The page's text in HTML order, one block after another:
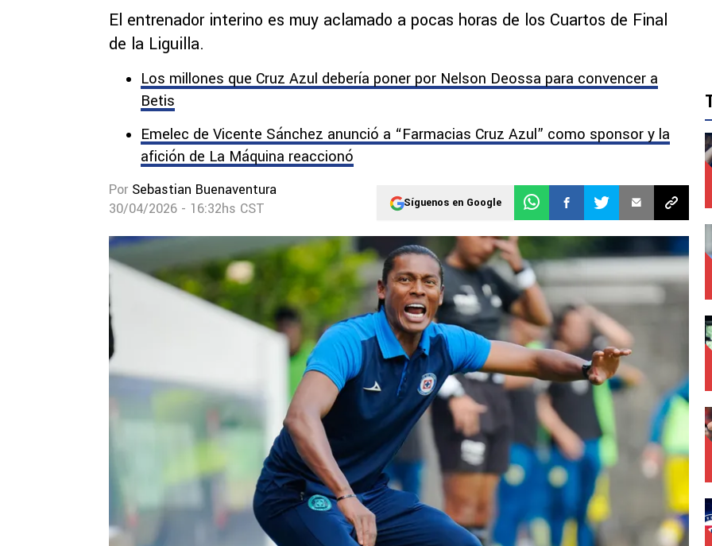
El entrenador interino es muy aclamado a pocas horas de los Cuartos de Final
de la Liguilla.
Los millones que Cruz Azul debería poner por Nelson Deossa para convencer a
Betis
Emelec de Vicente Sánchez anunció a “Farmacias Cruz Azul” como sponsor y la
afición de La Máquina reaccionó
Por Sebastian Buenaventura
30/04/2026 - 16:32hs CST
Síguenos en Google